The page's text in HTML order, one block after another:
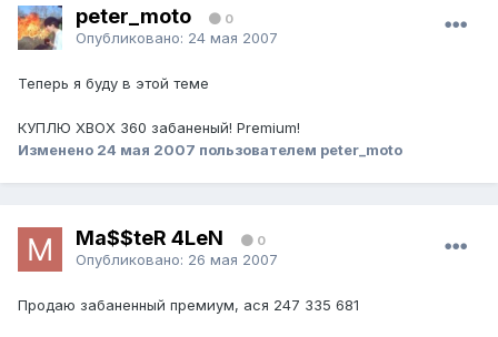
peter_moto 0
Опубликовано: 24 мая 2007
Теперь я буду в этой теме
КУПЛЮ XBOX 360 забаненый! Premium!
Изменено 24 мая 2007 пользователем peter_moto
Ma$$teR 4LeN 0
Опубликовано: 26 мая 2007
Продаю забаненный премиум, ася 247 335 681